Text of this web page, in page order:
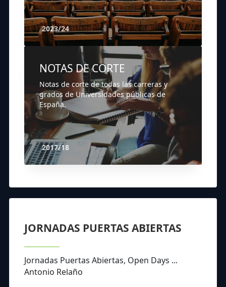
2023/24
NOTAS DE CORTE
Notas de corte de todas las carreras y
grados de Universidades públicas de
España.
2017/18
JORNADAS PUERTAS ABIERTAS
Jornadas Puertas Abiertas, Open Days ...
Antonio Relaño